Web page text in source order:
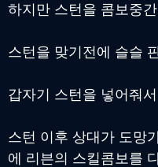
하지만 스턴을 콤보중
스턴을 맞기전에 슬슬
갑자기 스턴을 넣어줘서
스턴 이후 상대가 도망
에 리븐의 스킬콤보를